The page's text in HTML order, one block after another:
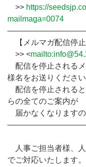
>> https://
mailmaga=0074
【メルマガ配信停止
>> <
配信を停止される
様名をお送りください
配信を停止される
らの全てのご案内が
届かなくなりますの
人事ご担当者様、
でご対応いたします。